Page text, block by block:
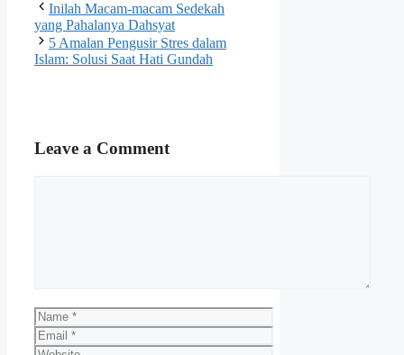
Inilah Macam-macam Sedekah
yang Pahalanya Dahsyat
5 Amalan Pengusir Stres dalam
Islam: Solusi Saat Hati Gundah
Leave a Comment
Name
Email
Website